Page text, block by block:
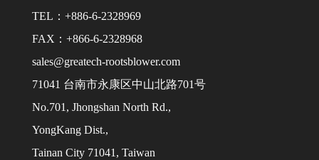
TEL：+886-6-2328969
FAX：+866-6-2328968
sales@greatech-rootsblower.com
71041 台南市永康区中山北路701号
No.701, Jhongshan North Rd.,
YongKang Dist.,
Tainan City 71041, Taiwan